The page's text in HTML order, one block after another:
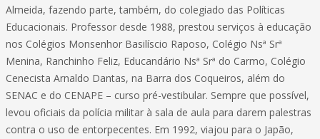
Almeida, fazendo parte, também, do colegiado das Políticas
Educacionais. Professor desde 1988, prestou serviços à educação
nos Colégios Monsenhor Basilíscio Raposo, Colégio Nsª Srª
Menina, Ranchinho Feliz, Educandário Nsª Srª do Carmo, Colégio
Cenecista Arnaldo Dantas, na Barra dos Coqueiros, além do
SENAC e do CENAPE – curso pré-vestibular. Sempre que possível,
levou oficiais da polícia militar à sala de aula para darem palestras
contra o uso de entorpecentes. Em 1992, viajou para o Japão,